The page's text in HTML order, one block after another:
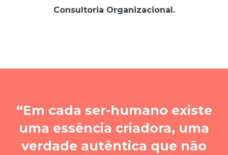
Consultoria Organizacional.
Em cada ser-humano existe
uma essência criadora, uma
verdade autêntica que não